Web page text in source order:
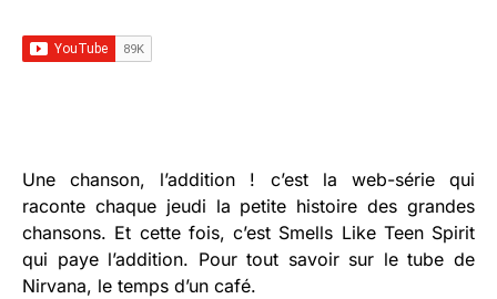
Une chanson, l’addition ! c’est la web-série qui
raconte chaque jeudi la petite histoire des grandes
chansons. Et cette fois, c’est Smells Like Teen Spirit
qui paye l’addition. Pour tout savoir sur le tube de
Nirvana, le temps d’un café.